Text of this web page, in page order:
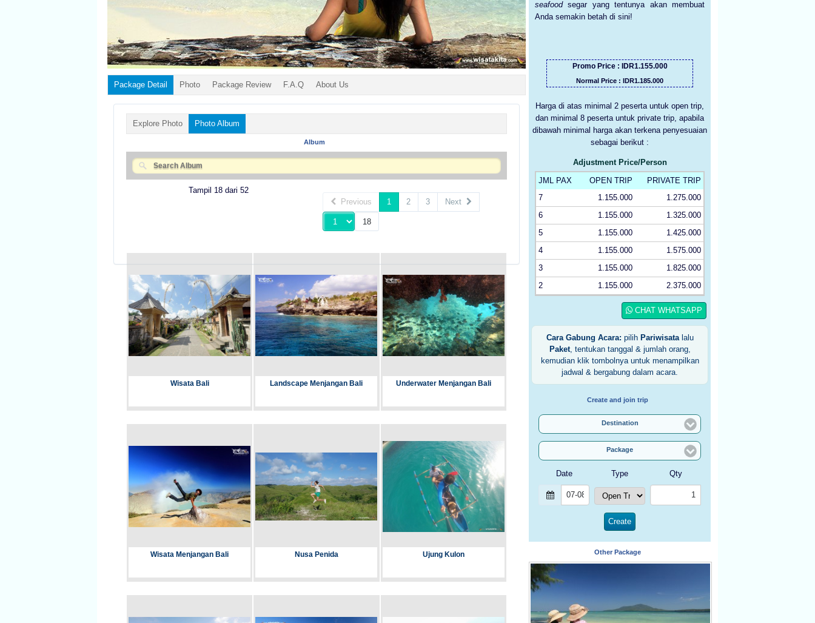
seafoodsegar yang tentunya akan membuat
Anda semakin betah di sini!
Promo Price : IDR1.155.000
Normal Price : IDR1.185.000
Harga di atas minimal 2 peserta untuk open trip,
dan minimal 8 peserta untuk private trip, apabila
dibawah minimal harga akan terkena penyesuaian
sebagai berikut :
Adjustment Price/Person
JML PAX
OPEN TRIP
PRIVATE TRIP
7
1.155.000
1.275.000
6
1.155.000
1.325.000
5
1.155.000
1.425.000
4
1.155.000
1.575.000
3
1.155.000
1.825.000
2
1.155.000 2.375.000
CHAT WHATSAPP
Cara Gabung Acara: pilih Pariwisatalalu
Paket, tentukan tanggal & jumlah orang,
kemudian klik tombolnya untuk menampilkan
jadwal & bergabung dalam acara.
Create and join trip
Destination
Package
Date Type Qty
Package Detail Photo Package Review F.A.Q About Us
Explore Photo Photo Album
Album
Tampil 18 dari 52
Previous
1 2 3 Next
Wisata Bali Landscape Menjangan Bali Underwater Menjangan Bali
Wisata Menjangan Bali Nusa Penida Ujung Kulon Other Package